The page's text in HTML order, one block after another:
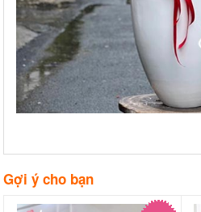
Gợi ý cho bạn